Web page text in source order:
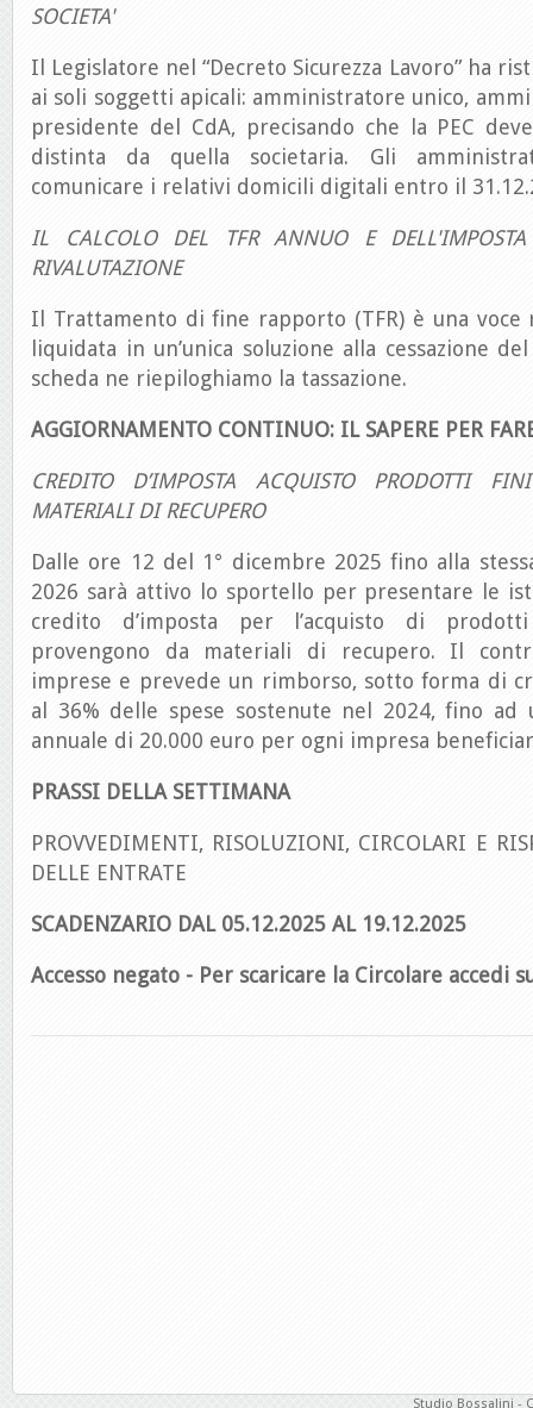
SOCIETA'
Il Legislatore nel “Decreto Sicurezza Lavoro” ha
ai soli soggetti apicali: amministratore unico,
presidente del CdA, precisando che la PEC
distinta da quella societaria. Gli
comunicare i relativi domicili digitali entro il
IL CALCOLO DEL TFR ANNUO E DELL'IMPOSTA
RIVALUTAZIONE
Il Trattamento di fine rapporto (TFR) è una
liquidata in un’unica soluzione alla cessazione
scheda ne riepiloghiamo la tassazione.
AGGIORNAMENTO CONTINUO: IL SAPERE PER
CREDITO D’IMPOSTA ACQUISTO PRODOTTI
MATERIALI DI RECUPERO
Dalle ore 12 del 1° dicembre 2025 fino alla
2026 sarà attivo lo sportello per presentare le
credito d’imposta per l’acquisto di
provengono da materiali di recupero. Il
imprese e prevede un rimborso, sotto forma di
al 36% delle spese sostenute nel 2024, fino ad
annuale di 20.000 euro per ogni impresa
PRASSI DELLA SETTIMANA
PROVVEDIMENTI, RISOLUZIONI, CIRCOLARI E
DELLE ENTRATE
SCADENZARIO DAL 05.12.2025 AL 19.12.2025
Accesso negato - Per scaricare la Circolare accedi
Studio Bossalini -